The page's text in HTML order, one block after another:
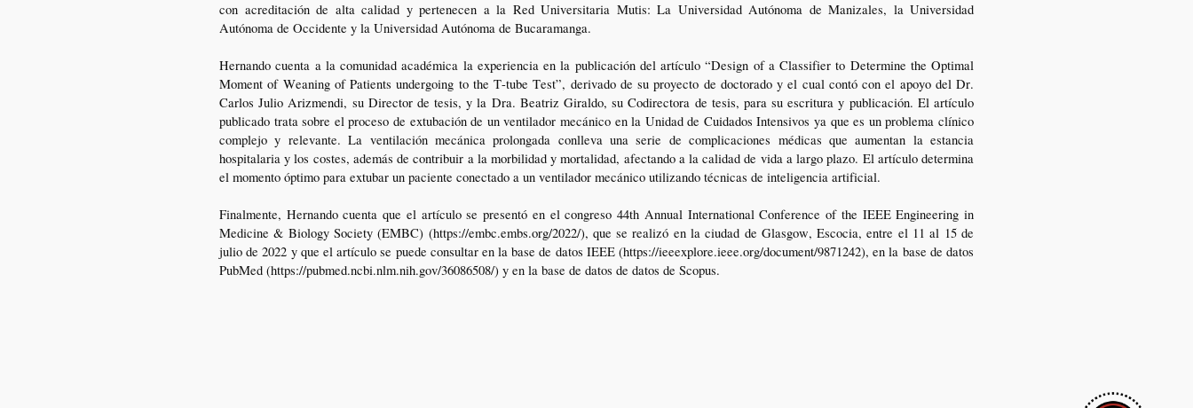
con acreditación de alta calidad y pertenecen a la Red Universitaria Mutis: La Universidad Autónoma de Manizales, la Universidad
Autónoma de Occidente y la Universidad Autónoma de Bucaramanga.
Hernando cuenta a la comunidad académica la experiencia en la publicación del artículo “Design of a Classifier to Determine the Optimal
Moment of Weaning of Patients undergoing to the T-tube Test”, derivado de su proyecto de doctorado y el cual contó con el apoyo del Dr.
Carlos Julio Arizmendi, su Director de tesis, y la Dra. Beatriz Giraldo, su Codirectora de tesis, para su escritura y publicación. El artículo
publicado trata sobre el proceso de extubación de un ventilador mecánico en la Unidad de Cuidados Intensivos ya que es un problema clínico
complejo y relevante. La ventilación mecánica prolongada conlleva una serie de complicaciones médicas que aumentan la estancia
hospitalaria y los costes, además de contribuir a la morbilidad y mortalidad, afectando a la calidad de vida a largo plazo. El artículo determina
el momento óptimo para extubar un paciente conectado a un ventilador mecánico utilizando técnicas de inteligencia artificial.
Finalmente, Hernando cuenta que el artículo se presentó en el congreso 44th Annual International Conference of the IEEE Engineering in
Medicine & Biology Society (EMBC) (https://embc.embs.org/2022/), que se realizó en la ciudad de Glasgow, Escocia, entre el 11 al 15 de
julio de 2022 y que el artículo se puede consultar en la base de datos IEEE (https://ieeexplore.ieee.org/document/9871242), en la base de datos
PubMed (https://pubmed.ncbi.nlm.nih.gov/36086508/) y en la base de datos de datos de Scopus.